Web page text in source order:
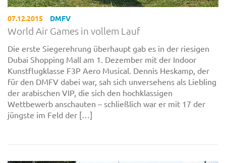
07.12.2015 DMFV
World Air Games in vollem Lauf
Die erste Siegerehrung überhaupt gab es in der riesigen
Dubai Shopping Mall am 1. Dezember mit der Indoor
Kunstflugklasse F3P Aero Musical. Dennis Heskamp, der
für den DMFV dabei war, sah sich unversehens als Liebling
der arabischen VIP, die sich den hochklassigen
Wettbewerb anschauten – schließlich war er mit 17 der
jüngste im Feld der […]